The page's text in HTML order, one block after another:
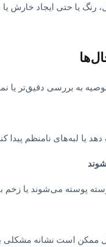
رنگ یا حتی ایجاد خارش یا
به بررسی دقیق‌تر یا
یا لبه‌های نامنظم پیدا
پوسته می‌شوند یا زخم باز
ممکن است نشانه مشکلی